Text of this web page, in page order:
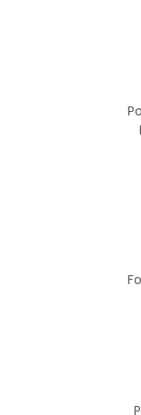
s’utilitzin de